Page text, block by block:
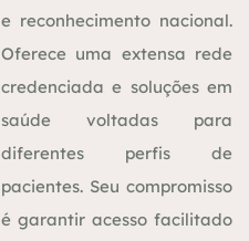
e reconhecimento nacional.
Oferece uma extensa rede
credenciada e soluções em
saúde voltadas para
diferentes perfis de
pacientes. Seu compromisso
é garantir acesso facilitado